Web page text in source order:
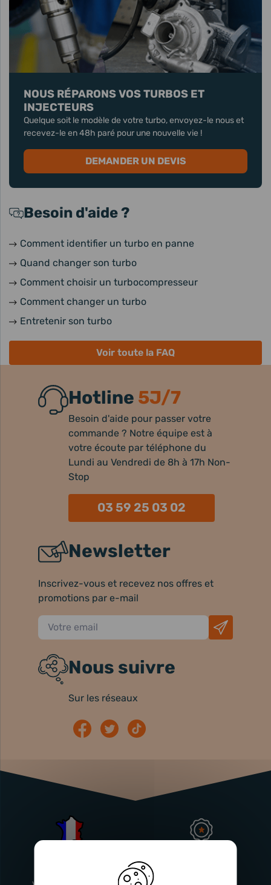
NOUS RÉPARONS VOS TURBOS ET
INJECTEURS
Quelque soit le modèle de votre turbo, envoyez-le nous et
recevez-le en 48h paré pour une nouvelle vie !
DEMANDER UN DEVIS
Besoin d'aide ?
Comment identifier un turbo en panne
Quand changer son turbo
Comment choisir un turbocompresseur
Comment changer un turbo
Entretenir son turbo
Voir toute la FAQ
Hotline 5J/7
Besoin d'aide pour passer votre
commande ? Notre équipe est à
votre écoute par téléphone du
Lundi au Vendredi de 8h à 17h Non-
Stop
03 59 25 03 02
Newsletter
Inscrivez-vous et recevez nos offres et
promotions par e-mail
Nous suivre
Sur les réseaux